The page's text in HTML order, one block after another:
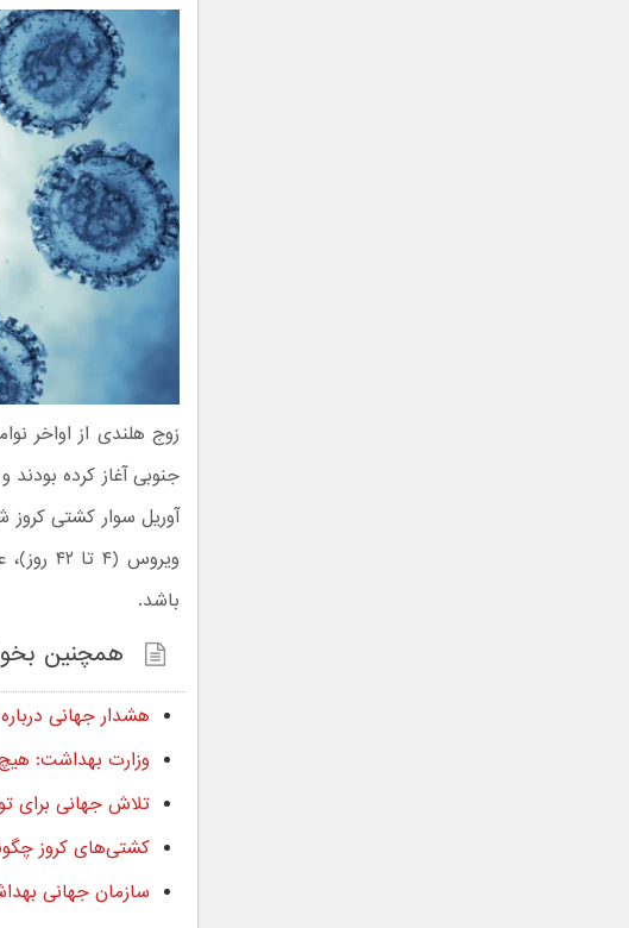
زوج هلندی از اواخر
آوریل سوار کشتی
ویروس
باشد.
همچنین
هشدار جهانی
وزارت بهداشت:
تلاش جهانی برای
کشتی‌های کروز
سازمان جهانی